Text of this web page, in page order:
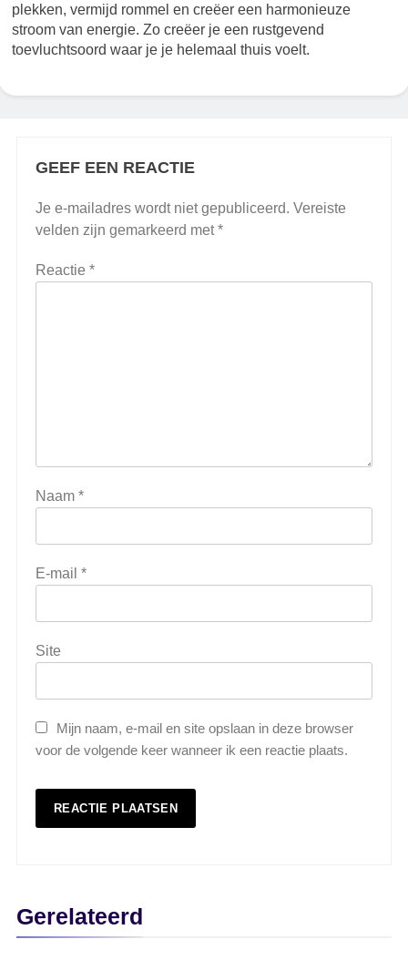
plekken, vermijd rommel en creëer een harmonieuze
stroom van energie. Zo creëer je een rustgevend
toevluchtsoord waar je je helemaal thuis voelt.
GEEF EEN REACTIE
Je e-mailadres wordt niet gepubliceerd. Vereiste
velden zijn gemarkeerd met*
Reactie *
Naam *
E-mail *
Site
Mijn naam, e-mail en site opslaan in deze browser
voor de volgende keer wanneer ik een reactie plaats.
Gerelateerd